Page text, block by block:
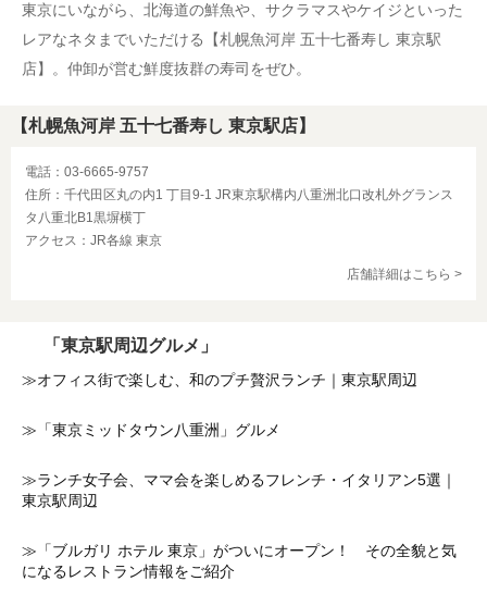
東京にいながら、北海道の鮮魚や、サクラマスやケイジといった
レアなネタまでいただける【札幌魚河岸 五十七番寿し 東京駅
店】。仲卸が営む鮮度抜群の寿司をぜひ。
【札幌魚河岸 五十七番寿し 東京駅店】
電話：03-6665-9757
住所：千代田区丸の内1 丁目9-1 JR東京駅構内八重洲北口改札外グランス
タ八重北B1黒塀横丁
アクセス：JR各線 東京
店舗詳細はこちら >
「東京駅周辺グルメ」
≫オフィス街で楽しむ、和のプチ贅沢ランチ｜東京駅周辺
≫「東京ミッドタウン八重洲」グルメ
≫ランチ女子会、ママ会を楽しめるフレンチ・イタリアン5選｜
東京駅周辺
≫「ブルガリ ホテル 東京」がついにオープン！ その全貌と気
になるレストラン情報をご紹介